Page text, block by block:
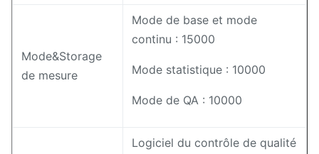
Mode&Storage
de mesure
Mode de base et mode
continu : 15000
Mode statistique : 10000
Mode de QA : 10000
Logiciel du contrôle de qualité